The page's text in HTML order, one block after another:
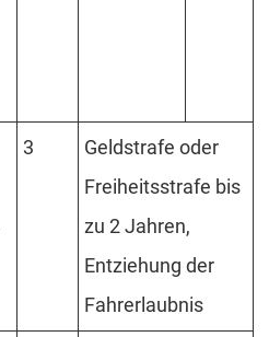
3
Geld­strafe oder
Frei­heits­strafe bis
zu 2 Jahren,
Entzieh­ung der
Fahr­erlaub­nis